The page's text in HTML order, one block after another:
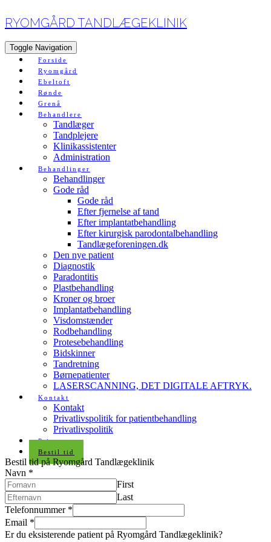
RYOMGÅRD TANDLÆGEKLINIK
Toggle Navigation
Forside
Ryomgård
Ebeltoft
Rønde
Grenå
Behandlere
Tandlæger
Tandplejere
Klinikassistenter
Administration
Behandlinger
Behandlinger
Gode råd
Gode råd
Efter fjernelse af tand
Efter implantatbehandling
Efter kirurgisk parodontalbehandling
Tandlægeforeningen.dk
Den nye patient
Diagnostik
Paradontitis
Plastbehandling
Kroner og broer
Implantatbehandling
Visdomstænder
Rodbehandling
Protesebehandling
Bidskinner
Tandretning
Børnepatienter
LASERSCANNING, DET DIGITALE AFTRYK.
Kontakt
Kontakt
Privatlivspolitik for patientbehandling
Privatlivspolitik
Priser
Bestil tid
Bestil tid på Ryomgård Tandlægeklinik
Navn *
First
Last
Telefonnummer *
Email *
Er du eksisterende patient på Ryomgård Tandlægeklinik?